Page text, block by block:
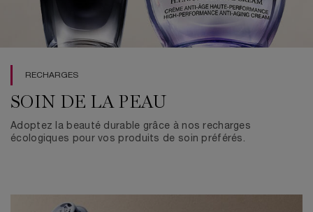
RECHARGES
SOIN DE LA PEAU
Adoptez la beauté durable grâce à nos recharges
écologiques pour vos produits de soin préférés.